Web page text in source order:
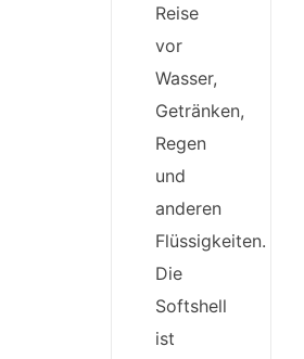
Reise
vor
Wasser,
Getränken,
Regen
und
anderen
Flüssigkeiten.
Die
Softshell
ist